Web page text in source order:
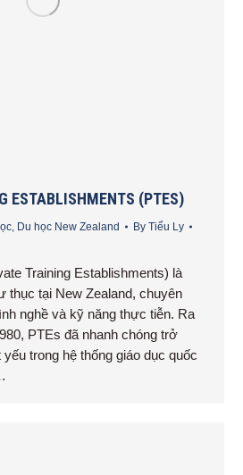
ESTABLISHMENTS (PTES)
, Du học New Zealand By Tiểu Ly
Training Establishments) là
thục tại New Zealand, chuyên
nghề và kỹ năng thực tiễn. Ra
PTEs đã nhanh chóng trở
trong hệ thống giáo dục quốc